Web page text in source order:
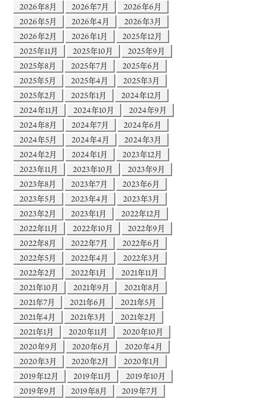
2026年8月
2026年7月
2026年6月
2026年5月
2026年4月
2026年3月
2026年2月
2026年1月
2025年12月
2025年11月
2025年10月
2025年9月
2025年8月
2025年7月
2025年6月
2025年5月
2025年4月
2025年3月
2025年2月
2025年1月
2024年12月
2024年11月
2024年10月
2024年9月
2024年8月
2024年7月
2024年6月
2024年5月
2024年4月
2024年3月
2024年2月
2024年1月
2023年12月
2023年11月
2023年10月
2023年9月
2023年8月
2023年7月
2023年6月
2023年5月
2023年4月
2023年3月
2023年2月
2023年1月
2022年12月
2022年11月
2022年10月
2022年9月
2022年8月
2022年7月
2022年6月
2022年5月
2022年4月
2022年3月
2022年2月
2022年1月
2021年11月
2021年10月
2021年9月
2021年8月
2021年7月
2021年6月
2021年5月
2021年4月
2021年3月
2021年2月
2021年1月
2020年11月
2020年10月
2020年9月
2020年6月
2020年4月
2020年3月
2020年2月
2020年1月
2019年12月
2019年11月
2019年10月
2019年9月
2019年8月 2019年7月